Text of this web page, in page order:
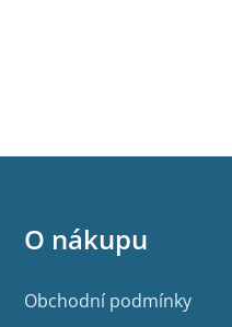
O nákupu
Obchodní podmínky